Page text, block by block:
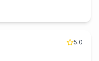
5.0